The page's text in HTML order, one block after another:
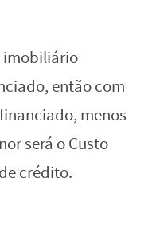
imobiliário
então com
menos
será o Custo
crédito.